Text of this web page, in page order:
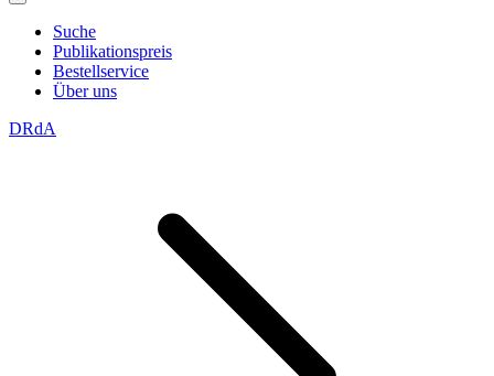
Suche
Publikationspreis
Bestellservice
Über uns
DRdA